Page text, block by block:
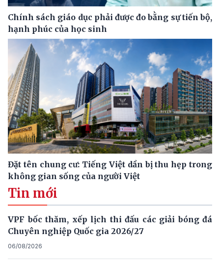
Chính sách giáo dục phải được đo bằng sự tiến bộ,
hạnh phúc của học sinh
Đặt tên chung cư: Tiếng Việt dần bị thu hẹp trong
không gian sống của người Việt
Tin mới
VPF bốc thăm, xếp lịch thi đấu các giải bóng đá
Chuyên nghiệp Quốc gia 2026/27
06/08/2026